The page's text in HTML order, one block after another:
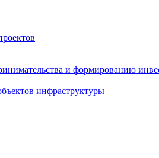
и формированию
инфраструктуры